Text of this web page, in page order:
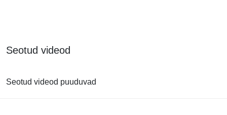
Seotud videod
Seotud videod puuduvad